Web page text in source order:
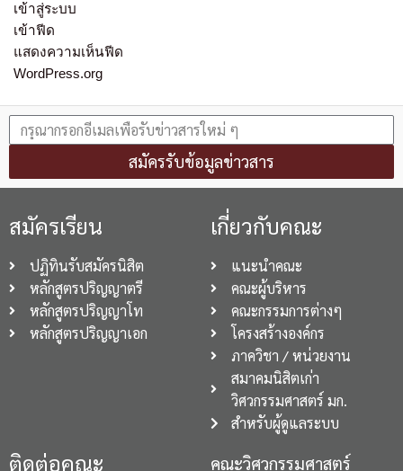
เข้าสู่ระบบ
เข้าฟีด
แสดงความเห็นฟีด
WordPress.org
สมัครรับข้อมูลข่าวสาร
สมัครเรียน
ปฏิทินรับสมัครนิสิต
หลักสูตรปริญญาตรี
หลักสูตรปริญญาโท
หลักสูตรปริญญาเอก
เกี่ยวกับคณะ
แนะนำคณะ
คณะผู้บริหาร
คณะกรรมการต่างๆ
โครงสร้างองค์กร
ภาควิชา / หน่วยงาน
สมาคมนิสิตเก่า
วิศวกรรมศาสตร์ มก.
สำหรับผู้ดูแลระบบ
ติดต่อคณะ คณะวิศวกรรมศาสตร์